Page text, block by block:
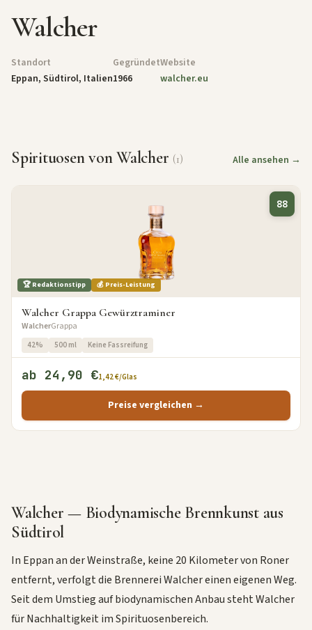
Walcher
Standort
Eppan, Südtirol, Italien
Gegründet
1966
Website
walcher.eu
Spirituosen von Walcher (1) Alle ansehen →
88
🏆 Redaktionstipp 💰 Preis-Leistung
Walcher Grappa Gewürztraminer
WalcherGrappa
42% 500 ml Keine Fassreifung
ab 24,90 €1,42 €/Glas
Preise vergleichen →
Walcher — Biodynamische Brennkunst aus
Südtirol
In Eppan an der Weinstraße, keine 20 Kilometer von Roner
entfernt, verfolgt die Brennerei Walcher einen eigenen Weg.
Seit dem Umstieg auf biodynamischen Anbau steht Walcher
für Nachhaltigkeit im Spirituosenbereich.